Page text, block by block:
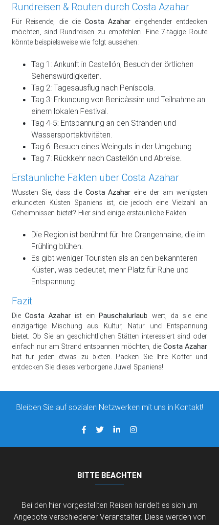
Rundreisen & Routen durch Costa Azahar
Für Reisende, die die Costa Azahar eingehender entdecken
möchten, sind Rundreisen zu empfehlen. Eine 7-tägige Route
könnte beispielsweise wie folgt aussehen:
Tag 1: Ankunft in Castellón, Besuch der örtlichen
Sehenswürdigkeiten.
Tag 2: Tagesausflug nach Peníscola.
Tag 3: Erkundung von Benicàssim und Teilnahme an
einem lokalen Festival.
Tag 4-5: Entspannung an den Stränden und
Wassersportaktivitäten.
Tag 6: Besuch eines Weinguts in der Umgebung.
Tag 7: Rückkehr nach Castellón und Abreise.
Erstaunliche Fakten über Costa Azahar
Wussten Sie, dass die Costa Azahar eine der am wenigsten
erkundeten Küsten Spaniens ist, die jedoch eine Vielzahl an
Geheimnissen bietet? Hier sind einige erstaunliche Fakten:
Die Region ist berühmt für ihre Orangenhaine, die im
Frühling blühen.
Es gibt weniger Touristen als an den bekannteren
Küsten, was bedeutet, mehr Platz für Ruhe und
Entspannung.
Fazit
Die Costa Azahar ist ein Pauschalurlaub wert, da sie eine
einzigartige Mischung aus Kultur, Natur und Entspannung
bietet. Ob Sie an geschichtlichen Stätten interessiert sind oder
einfach nur am Strand entspannen möchten, die Costa Azahar
hat für jeden etwas zu bieten. Packen Sie Ihre Koffer und
entdecken Sie dieses verborgene Juwel Spaniens!
Bleiben Sie auf sozialen Netzwerken mit uns in Kontakt!
BITTE BEACHTEN
Bei den hier vorgestellten Reisen handelt es sich um
Angebote verschiedener Veranstalter. Diese werden von